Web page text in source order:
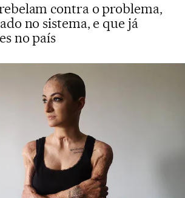
contra o problema,
no sistema, e que já
no país